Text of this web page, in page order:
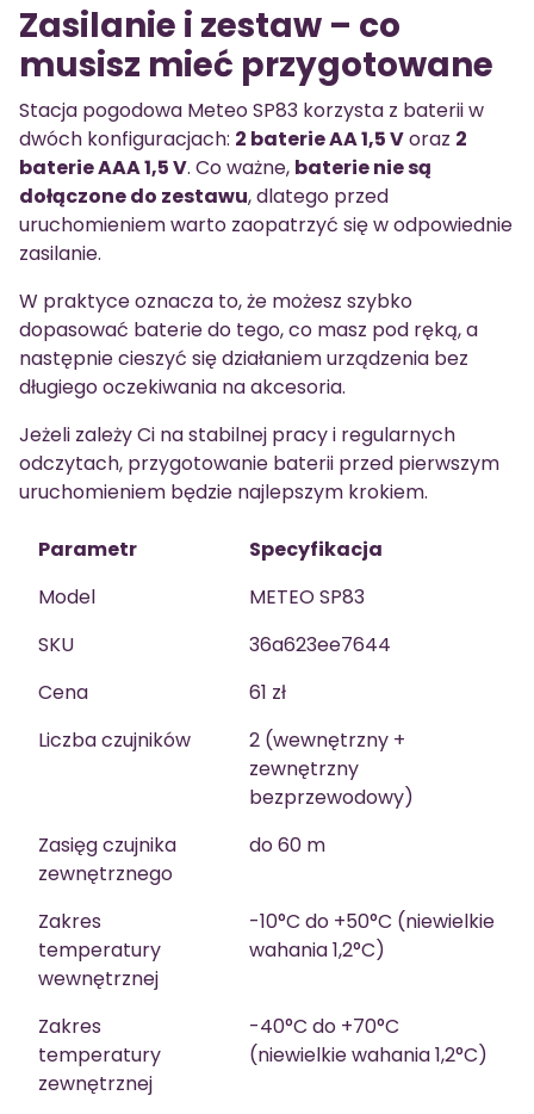
Zasilanie i zestaw – co
musisz mieć przygotowane
Stacja pogodowa Meteo SP83 korzysta z baterii w
dwóch konfiguracjach: 2 baterie AA 1,5 Voraz 2
baterie AAA 1,5 V. Co ważne, baterie nie są
dołączone do zestawu, dlatego przed
uruchomieniem warto zaopatrzyć się w odpowiednie
zasilanie.
W praktyce oznacza to, że możesz szybko
dopasować baterie do tego, co masz pod ręką, a
następnie cieszyć się działaniem urządzenia bez
długiego oczekiwania na akcesoria.
Jeżeli zależy Ci na stabilnej pracy i regularnych
odczytach, przygotowanie baterii przed pierwszym
uruchomieniem będzie najlepszym krokiem.
Parametr
Specyfikacja
Model
METEO SP83
SKU
36a623ee7644
Cena
61 zł
Liczba czujników
2 (wewnętrzny +
zewnętrzny
bezprzewodowy)
Zasięg czujnika
zewnętrznego
do 60 m
Zakres
temperatury
wewnętrznej
-10°C do +50°C (niewielkie
wahania 1,2°C)
Zakres
temperatury
zewnętrznej
-40°C do +70°C
(niewielkie wahania 1,2°C)